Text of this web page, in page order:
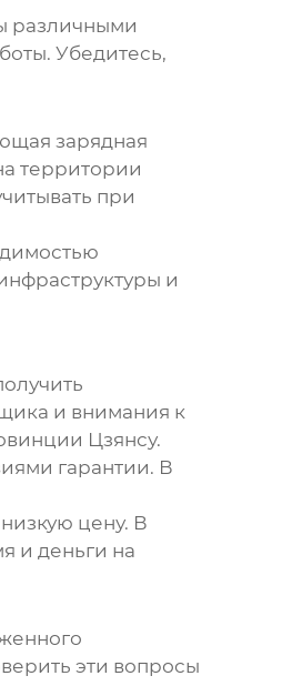
различными
Убедитесь,
зарядная
территории
при
и
и внимания к
Цзянсу.
гарантии. В
цену. В
и деньги на
эти вопросы